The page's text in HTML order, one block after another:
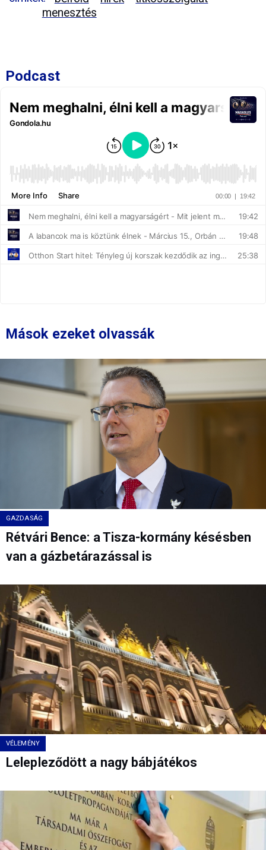
menesztés
Podcast
Mások ezeket olvassák
GAZDASÁG
Rétvári Bence: a Tisza-kormány késésben
van a gázbetárazással is
VÉLEMÉNY
Lelepleződött a nagy bábjátékos